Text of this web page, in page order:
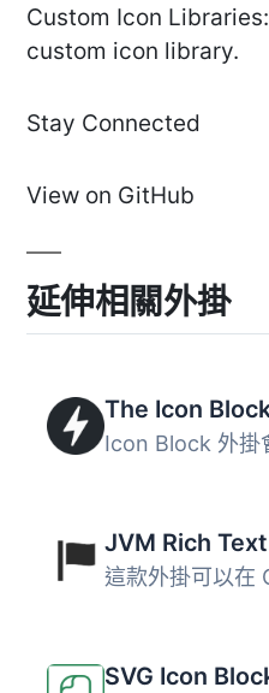
Custom Icon
custom icon library.
Stay Connected
View on GitHub
延伸相關外掛
The Icon
JVM Rich
SVG Icon